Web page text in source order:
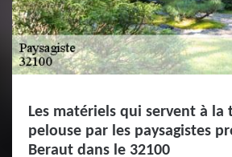
Les matériels qui servent à la
pelouse par les paysagistes
Beraut dans le 32100